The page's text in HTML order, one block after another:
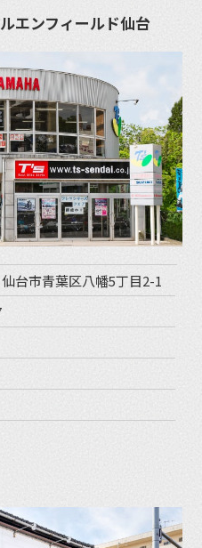
エンフィールド仙台
台市青葉区八幡5丁目2-1